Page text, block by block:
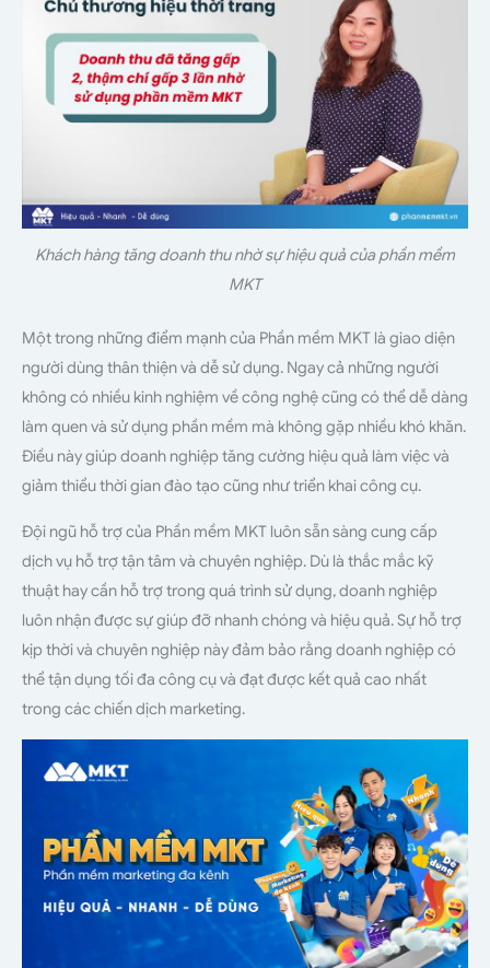
Khách hàng tăng doanh thu nhờ sự hiệu quả của phần mềm
MKT
Một trong những điểm mạnh của Phần mềm MKT là giao diện
người dùng thân thiện và dễ sử dụng. Ngay cả những người
không có nhiều kinh nghiệm về công nghệ cũng có thể dễ dàng
làm quen và sử dụng phần mềm mà không gặp nhiều khó khăn.
Điều này giúp doanh nghiệp tăng cường hiệu quả làm việc và
giảm thiểu thời gian đào tạo cũng như triển khai công cụ.
Đội ngũ hỗ trợ của Phần mềm MKT luôn sẵn sàng cung cấp
dịch vụ hỗ trợ tận tâm và chuyên nghiệp. Dù là thắc mắc kỹ
thuật hay cần hỗ trợ trong quá trình sử dụng, doanh nghiệp
luôn nhận được sự giúp đỡ nhanh chóng và hiệu quả. Sự hỗ trợ
kịp thời và chuyên nghiệp này đảm bảo rằng doanh nghiệp có
thể tận dụng tối đa công cụ và đạt được kết quả cao nhất
trong các chiến dịch marketing.